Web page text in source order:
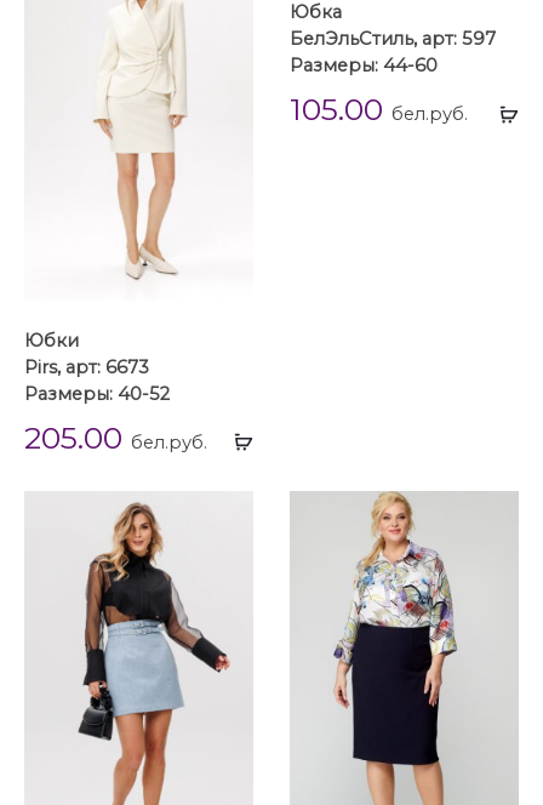
Выбрать
Юбки
Pirs, арт: 6673
Размеры: 40-52
205.00 бел.руб.
Юбка
БелЭльСтиль, арт: 597
Размеры: 44-60
105.00 бел.руб.